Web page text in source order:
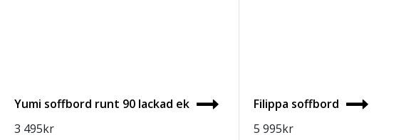
Yumi soffbord runt 90 lackad ek
3 495kr
Filippa soffbord
5 995kr